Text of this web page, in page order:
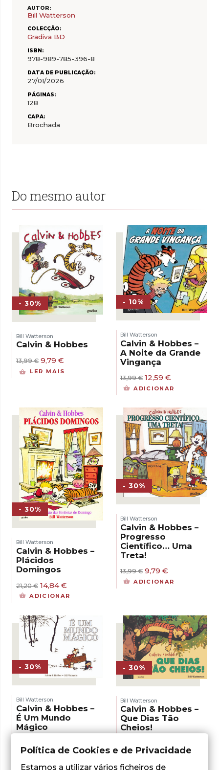
AUTOR:
Bill Watterson
COLECÇÃO:
Gradiva BD
ISBN:
978-989-785-396-8
DATA DE PUBLICAÇÃO:
27/01/2026
PÁGINAS:
128
CAPA:
Brochada
Do mesmo autor
- 30%
Bill Watterson
Calvin & Hobbes
13,99€ O
preço
original
9,79 €
LER MAIS
- 10%
Bill Watterson
Calvin & Hobbes –
A Noite da Grande
Vingança
13,99€ O
preço
13,99 €.
12,59 €O
preço
12,59 €.
ADICIONAR
- 30%
Bill Watterson
Calvin & Hobbes –
Plácidos
Domingos
21,20€ O
preço
21,20 €.
14,84€
preço
14,84 €.
ADICIONAR
- 30%
Bill Watterson
Calvin & Hobbes –
Progresso
Científico… Uma
Treta!
13,99€ O
preço
9,79 €O
preço
ADICIONAR
- 30%
Bill Watterson
Calvin & Hobbes –
É Um Mundo
Mágico
preço
era:
preço
é:
ADICIONAR
- 30%
Bill Watterson
Calvin & Hobbes –
Que Dias Tão
Cheios!
preço
era:
preço
LER MAIS
Política de Cookies e de Privacidade
Estamos a utilizar vários ficheiros de